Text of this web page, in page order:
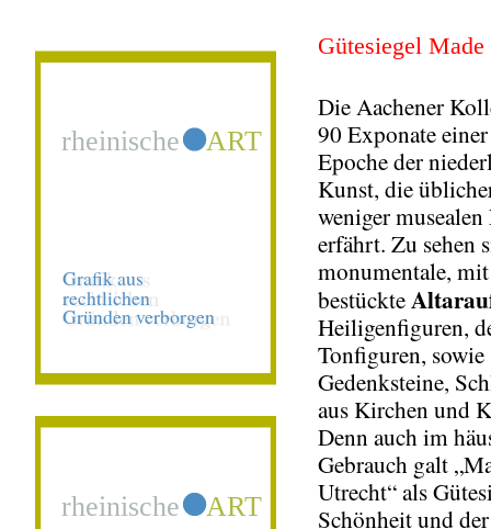
Gütesiegel
Die Aachener
90 Exponate
Epoche der
Kunst, die
weniger
erfährt. Zu sehen
monumentale,
bestückte
Heiligenfiguren,
Tonfiguren, sowie
Gedenksteine,
aus Kirchen und
Denn auch im
Gebrauch galt
Utrecht“ als
Schönheit und